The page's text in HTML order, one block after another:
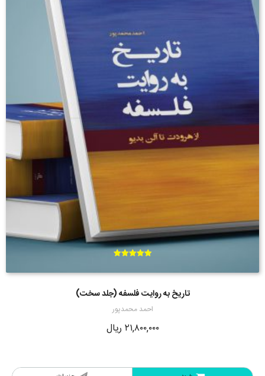
تاریخ به روایت فلسفه (جلد سخت)
احمد محمدپور
از 5
۲۱,۸۰۰,۰۰۰ ریال